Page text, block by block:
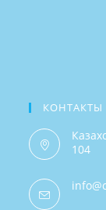
КОНТАКТЫ
104